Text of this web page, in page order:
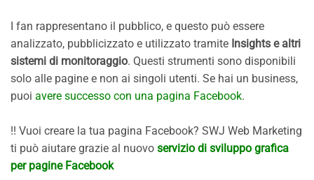
I fan rappresentano il pubblico, e questo può essere
analizzato, pubblicizzato e utilizzato tramite Insights e altri
sistemi di monitoraggio. Questi strumenti sono disponibili
solo alle pagine e non ai singoli utenti. Se hai un business,
puoi avere successo con una pagina Facebook.
!! Vuoi creare la tua pagina Facebook? SWJ Web Marketing
ti può aiutare grazie al nuovo servizio di sviluppo grafica
per pagine Facebook